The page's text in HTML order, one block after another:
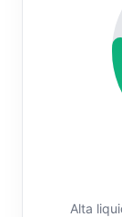
Alta